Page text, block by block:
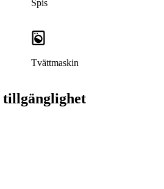
Spis
Tvättmaskin
tillgänglighet